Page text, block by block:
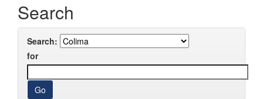
Search
Search:
for